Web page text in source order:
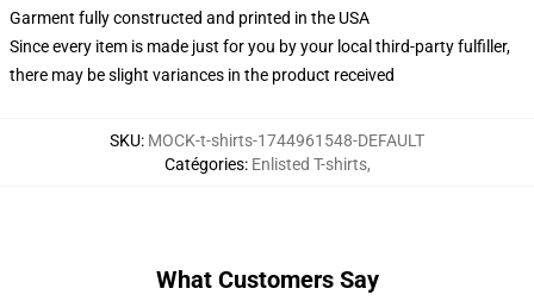
Garment fully constructed and printed in the USA
Since every item is made just for you by your local third-party fulfiller,
there may be slight variances in the product received
SKU: MOCK-t-shirts-1744961548-DEFAULT
Catégories: Enlisted T-shirts,
What Customers Say